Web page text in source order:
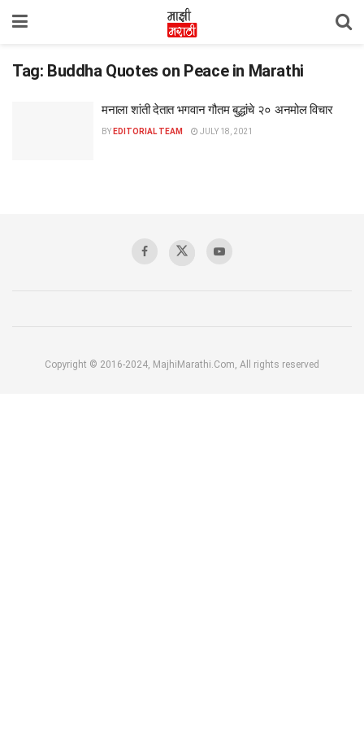
Tag: Buddha Quotes on Peace in Marathi
मनाला शांती देतात भगवान गौतम बुद्धांचे २० अनमोल विचार
BY EDITORIAL TEAM JULY 18, 2021
Copyright © 2016-2024, MajhiMarathi.Com, All rights reserved